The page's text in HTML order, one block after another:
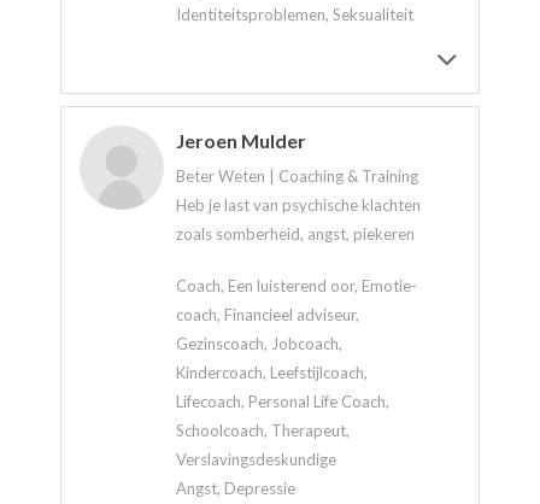
Identiteitsproblemen, Seksualiteit
Jeroen Mulder
Beter Weten | Coaching & Training
Heb je last van psychische klachten
zoals somberheid, angst, piekeren
Coach, Een luisterend oor, Emotie-
coach, Financieel adviseur,
Gezinscoach, Jobcoach,
Kindercoach, Leefstijlcoach,
Lifecoach, Personal Life Coach,
Schoolcoach, Therapeut,
Verslavingsdeskundige
Angst, Depressie